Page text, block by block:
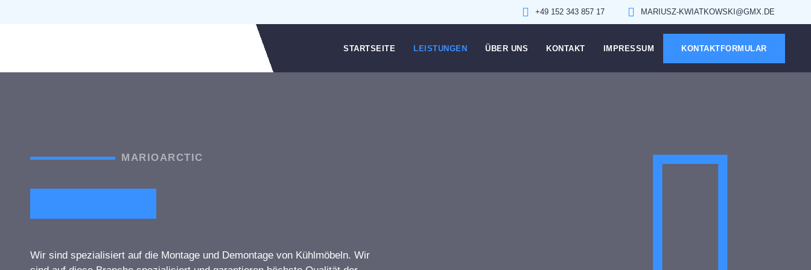
+49 152 343 857 17 MARIUSZ-KWIATKOWSKI@GMX.DE
STARTSEITE LEISTUNGEN ÜBER UNS KONTAKT IMPRESSUM KONTAKTFORMULAR
MARIOARCTIC
Wir sind spezialisiert auf die Montage und Demontage von Kühlmöbeln. Wir